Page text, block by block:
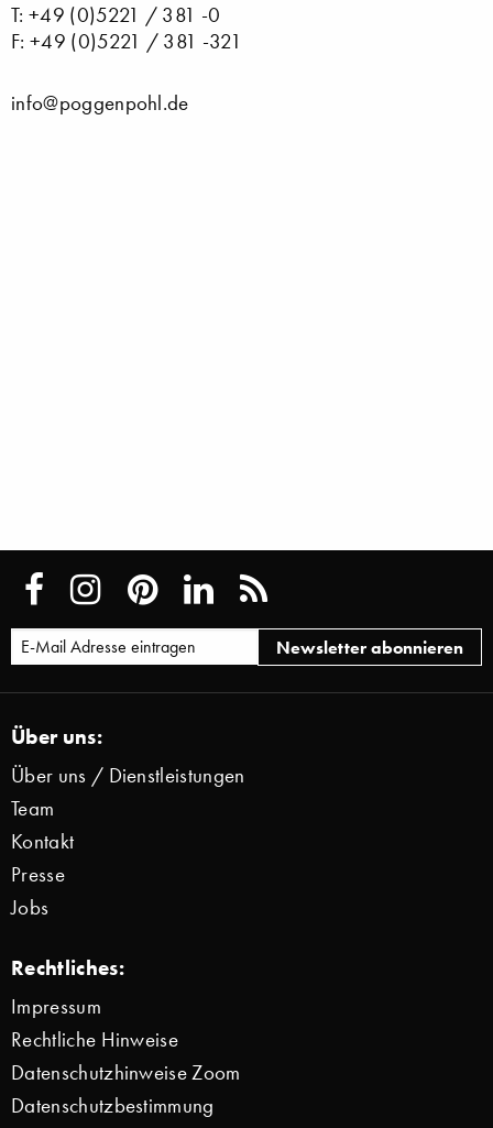
T: +49 (0)5221 / 381 -0
F: +49 (0)5221 / 381 -321
info@poggenpohl.de
Über uns:
Über uns / Dienstleistungen
Team
Kontakt
Presse
Jobs
Rechtliches:
Impressum
Rechtliche Hinweise
Datenschutzhinweise Zoom
Datenschutzbestimmung